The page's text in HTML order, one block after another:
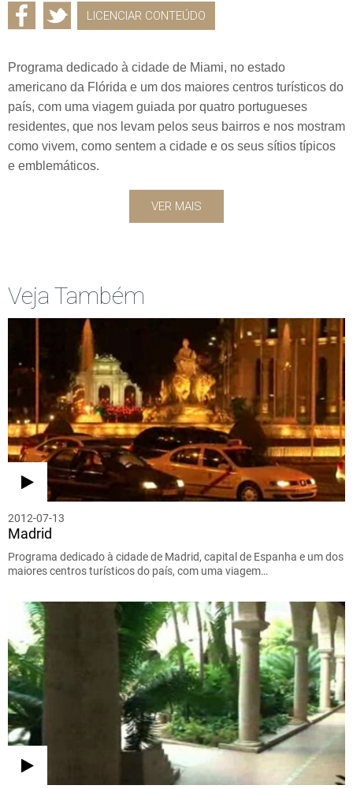
LICENCIAR CONTEÚDO
Programa dedicado à cidade de Miami, no estado
americano da Flórida e um dos maiores centros turísticos do
país, com uma viagem guiada por quatro portugueses
residentes, que nos levam pelos seus bairros e nos mostram
como vivem, como sentem a cidade e os seus sítios típicos
e emblemáticos.
VER MAIS
Veja Também
2012-07-13
Madrid
Programa dedicado à cidade de Madrid, capital de Espanha e um dos
maiores centros turísticos do país, com uma viagem…